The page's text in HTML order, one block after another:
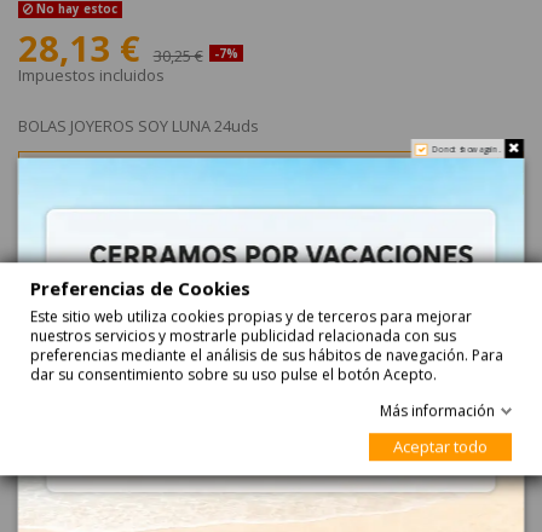
No hay estoc
28,13 € 30,25 € -7%
Impuestos incluidos
BOLAS JOYEROS SOY LUNA 24uds
Descripción
Do not show again.
Preferencias de Cookies
Este sitio web utiliza cookies propias y de terceros para mejorar
nuestros servicios y mostrarle publicidad relacionada con sus
preferencias mediante el análisis de sus hábitos de navegación. Para
dar su consentimiento sobre su uso pulse el botón Acepto.
Más información
Aceptar todo